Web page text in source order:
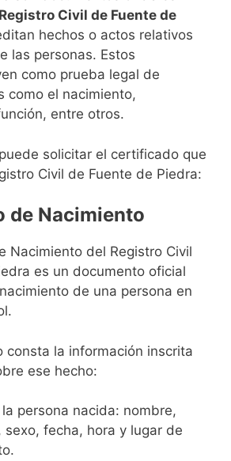
Registro Civil de Fuente de
hechos o actos relativos
las personas. Estos
como prueba legal de
como el nacimiento,
entre otros.
solicitar el certificado que
Civil de Fuente de Piedra:
de Nacimiento
Nacimiento del Registro Civil
es un documento oficial
de una persona en
consta la información inscrita
ese hecho:
persona nacida: nombre,
sexo, fecha, hora y lugar de